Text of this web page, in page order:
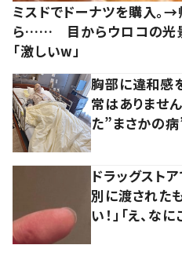
ミスドでドーナツを購入。→
ら…… 目からウロコの光景
「激しいw」
胸部に違和感
常はありませ
た”まさかの
ドラッグスト
別に渡された
い！」「え、なに